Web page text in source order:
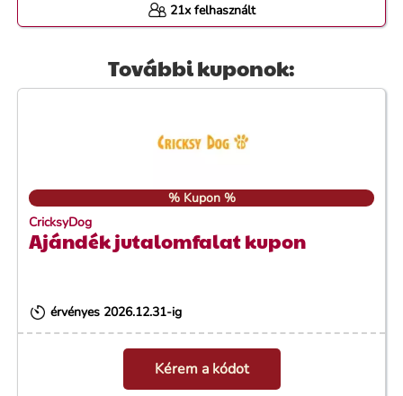
21x felhasznált
További kuponok:
% Kupon %
CricksyDog
Ajándék jutalomfalat kupon
érvényes 2026.12.31-ig
Kérem a kódot